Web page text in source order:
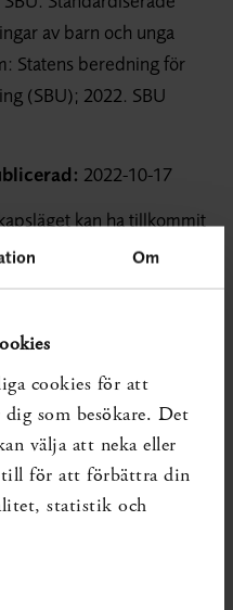
Om
cookies för att
som besökare. Det
välja att neka eller
till för att förbättra din
statistik och
av barn och unga
Statens beredning för
(SBU); 2022. SBU
2022-10-17
kan ha tillkommit